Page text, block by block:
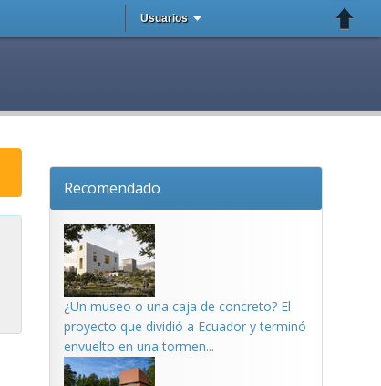
Usuarios
Recomendado
¿Un museo o una caja de concreto? El
proyecto que dividió a Ecuador y terminó
envuelto en una tormen...